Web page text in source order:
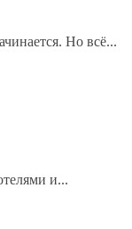
Но всё...
и...